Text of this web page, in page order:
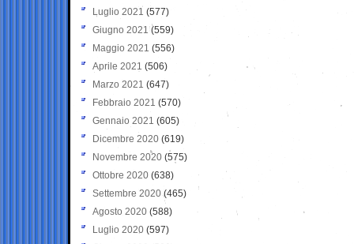
Luglio 2021 (577)
Giugno 2021(559)
Maggio 2021 (556)
Aprile 2021 (506)
Marzo 2021 (647)
Febbraio 2021 (570)
Gennaio 2021 (605)
Dicembre 2020 (619)
Novembre 2020 (575)
Ottobre 2020 (638)
Settembre 2020(465)
Agosto 2020 (588)
Luglio 2020 (597)